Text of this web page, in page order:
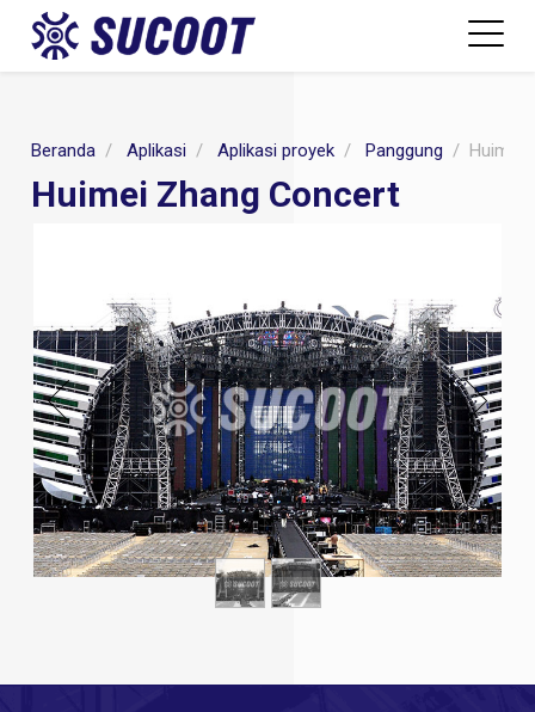
Beranda Aplikasi Aplikasi proyek Panggung Huimei
Huimei Zhang Concert